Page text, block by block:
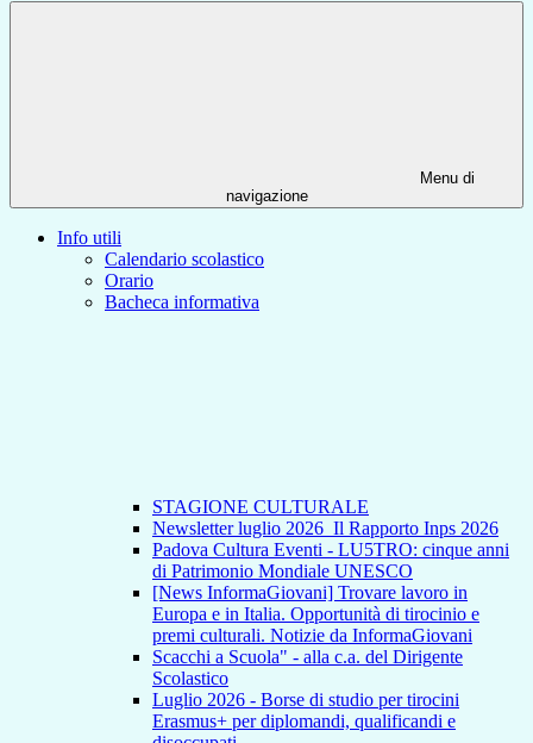
Menu di
navigazione
Info utili
Calendario scolastico
Orario
Bacheca informativa
STAGIONE CULTURALE
Newsletter luglio 2026_Il Rapporto Inps 2026
Padova Cultura Eventi - LU5TRO: cinque anni
di Patrimonio Mondiale UNESCO
[News InformaGiovani] Trovare lavoro in
Europa e in Italia. Opportunità di tirocinio e
premi culturali. Notizie da InformaGiovani
Scacchi a Scuola" - alla c.a. del Dirigente
Scolastico
Luglio 2026 - Borse di studio per tirocini
Erasmus+ per diplomandi, qualificandi e